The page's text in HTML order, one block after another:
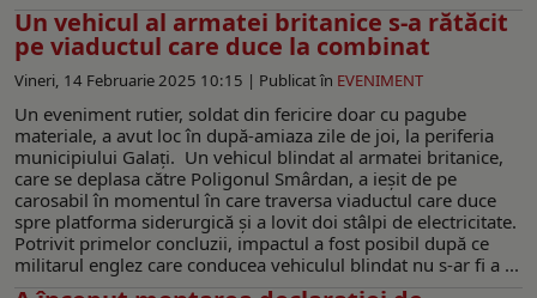
Un vehicul al armatei britanice s-a rătăcit
pe viaductul care duce la combinat
Vineri, 14 Februarie 2025 10:15 | Publicat în EVENIMENT
Un eveniment rutier, soldat din fericire doar cu pagube
materiale, a avut loc în după-amiaza zile de joi, la periferia
municipiului Galați. Un vehicul blindat al armatei britanice,
care se deplasa către Poligonul Smârdan, a ieșit de pe
carosabil în momentul în care traversa viaductul care duce
spre platforma siderurgică și a lovit doi stâlpi de electricitate.
Potrivit primelor concluzii, impactul a fost posibil după ce
militarul englez care conducea vehiculul blindat nu s-ar fi a ...